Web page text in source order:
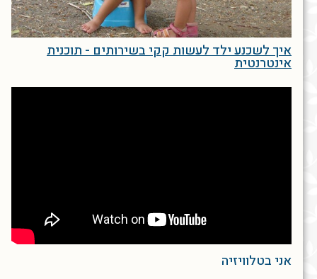
איך לשכנע ילד לעשות קקי בשירותים - תוכנית
אינטרנטית
אני בטלוויזיה